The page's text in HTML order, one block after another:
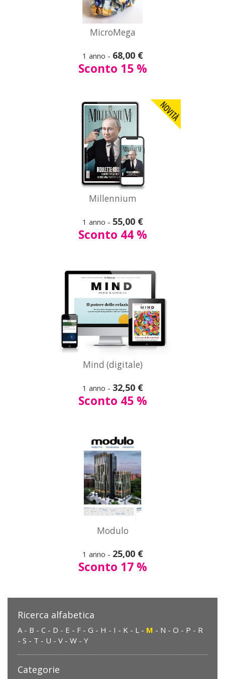
MicroMega
1 anno - 68,00 €
Sconto 15 %
A partire da
55,00 €
Millennium
Vedi
Millennium
1 anno - 55,00 €
Sconto 44 %
A partire da
32,50 €
Mind (digitale)
Vedi
Mind (digitale)
1 anno - 32,50 €
Sconto 45 %
A partire da
25,00 €
Modulo
Vedi
Modulo
1 anno - 25,00 €
Sconto 17 %
Ricerca alfabetica
A - B - C - D - E - F - G - H - I - K - L - M - N - O - P - R
- S - T - U - V - W - Y
Categorie